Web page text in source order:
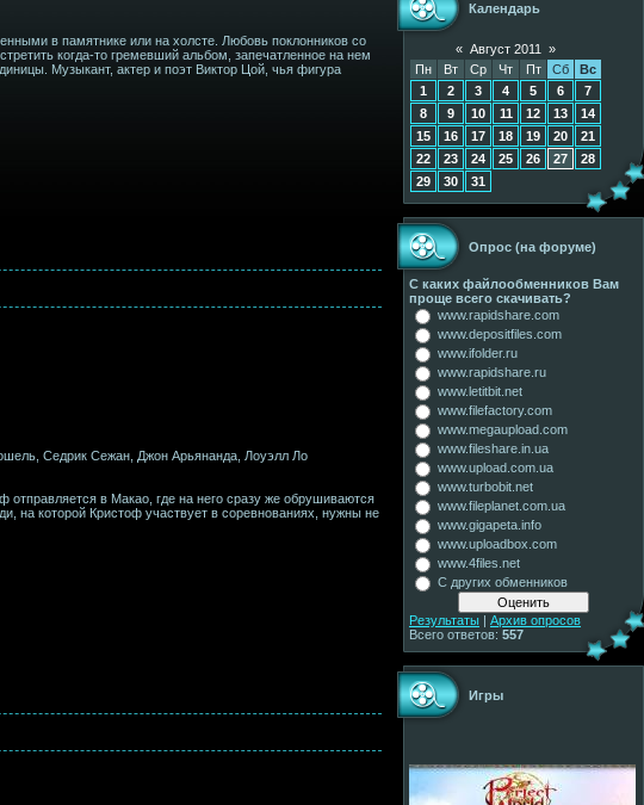
в памятнике или на холсте. Любовь поклонников со
когда-то гремевший альбом, запечатленное на нем
Музыкант, актер и поэт Виктор Цой, чья фигура
Седрик Сежан, Джон Арьянанда, Лоуэлл Ло
в Макао, где на него сразу же обрушиваются
на которой Кристоф участвует в соревнованиях, нужны не
Календарь
« Август 2011
»
Пн
Вт Ср Чт Пт Сб
Вс
1
2 3 4 5 6
7
8
9 10 11 12 13
14
15
16 17 18 19 20
21
22
23 24 25 26 27
28
29
30 31
Опрос (на форуме)
С каких файлообменников Вам
проще всего скачивать?
www.rapidshare.com
www.depositfiles.com
www.ifolder.ru
www.rapidshare.ru
www.letitbit.net
www.filefactory.com
www.megaupload.com
www.fileshare.in.ua
www.upload.com.ua
www.turbobit.net
www.fileplanet.com.ua
www.gigapeta.info
www.uploadbox.com
www.4files.net
С других обменников
Результаты | Архив опросов
Всего ответов: 557
Игры